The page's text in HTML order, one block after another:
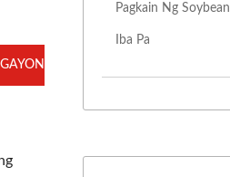
Pagkain Ng Soybean
Iba Pa